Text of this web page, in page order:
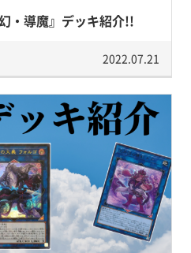
・導魔』デッキ紹介!!
2022.07.21